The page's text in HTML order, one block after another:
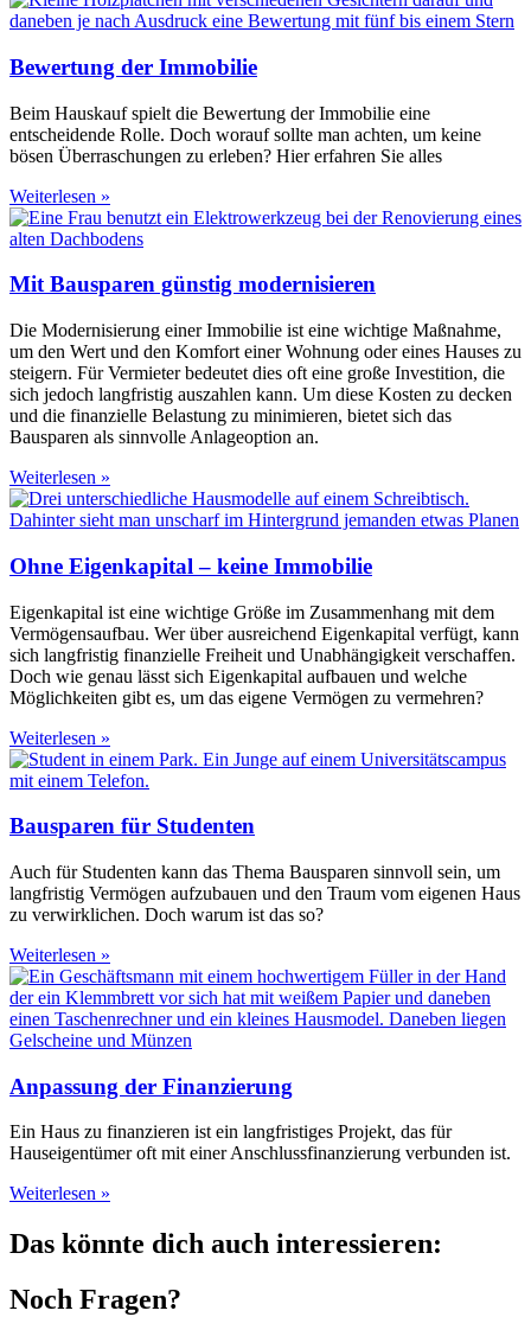
Bewertung der Immobilie
Beim Hauskauf spielt die Bewertung der Immobilie eine
entscheidende Rolle. Doch worauf sollte man achten, um keine
bösen Überraschungen zu erleben? Hier erfahren Sie alles
Weiterlesen »
Mit Bausparen günstig modernisieren
Die Modernisierung einer Immobilie ist eine wichtige Maßnahme,
um den Wert und den Komfort einer Wohnung oder eines Hauses zu
steigern. Für Vermieter bedeutet dies oft eine große Investition, die
sich jedoch langfristig auszahlen kann. Um diese Kosten zu decken
und die finanzielle Belastung zu minimieren, bietet sich das
Bausparen als sinnvolle Anlageoption an.
Weiterlesen »
Ohne Eigenkapital – keine Immobilie
Eigenkapital ist eine wichtige Größe im Zusammenhang mit dem
Vermögensaufbau. Wer über ausreichend Eigenkapital verfügt, kann
sich langfristig finanzielle Freiheit und Unabhängigkeit verschaffen.
Doch wie genau lässt sich Eigenkapital aufbauen und welche
Möglichkeiten gibt es, um das eigene Vermögen zu vermehren?
Weiterlesen »
Bausparen für Studenten
Auch für Studenten kann das Thema Bausparen sinnvoll sein, um
langfristig Vermögen aufzubauen und den Traum vom eigenen Haus
zu verwirklichen. Doch warum ist das so?
Weiterlesen »
Anpassung der Finanzierung
Ein Haus zu finanzieren ist ein langfristiges Projekt, das für
Hauseigentümer oft mit einer Anschlussfinanzierung verbunden ist.
Weiterlesen »
Das könnte dich auch interessieren:
Noch Fragen?